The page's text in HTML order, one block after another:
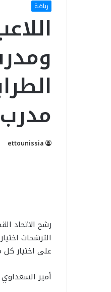
رياضة
ettounissia
الترشحات
على اختيار
أمير السعداوي